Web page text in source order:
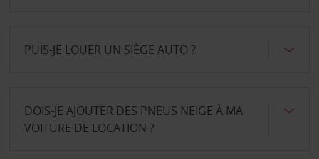
PUIS-JE LOUER UN SIÈGE AUTO ?
DOIS-JE AJOUTER DES PNEUS NEIGE À MA
VOITURE DE LOCATION ?